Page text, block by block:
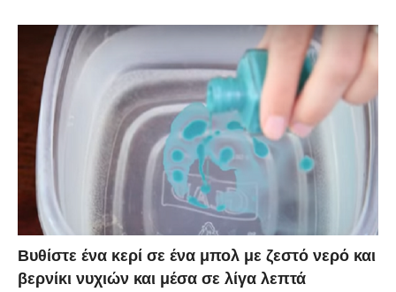
Βυθίστε ένα κερί σε ένα μπολ με ζεστό νερό και
βερνίκι νυχιών και μέσα σε λίγα λεπτά